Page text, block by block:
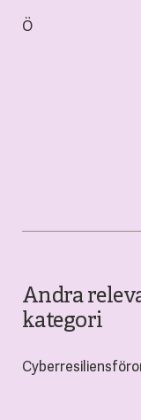
Ö
Andra
kategori